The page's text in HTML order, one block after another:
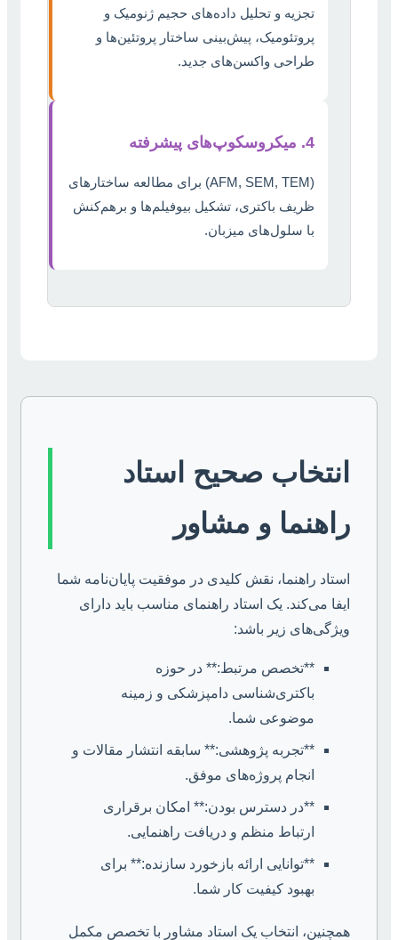
تجزیه و تحلیل داده‌های حجیم ژنومیک و
پروتئومیک، پیش‌بینی ساختار پروتئین‌ها و
طراحی واکسن‌های جدید.
4. میکروسکوپ‌های پیشرفته
(AFM, SEM, TEM) برای مطالعه ساختارهای
ظریف باکتری، تشکیل بیوفیلم‌ها و برهم‌کنش
با سلول‌های میزبان.
انتخاب صحیح استاد
راهنما و مشاور
استاد راهنما، نقش کلیدی در موفقیت پایان‌نامه شما
ایفا می‌کند. یک استاد راهنمای مناسب باید دارای
ویژگی‌های زیر باشد:
**تخصص مرتبط:** در حوزه
باکتری‌شناسی دامپزشکی و زمینه
موضوعی شما.
**تجربه پژوهشی:** سابقه انتشار مقالات و
انجام پروژه‌های موفق.
**در دسترس بودن:** امکان برقراری
ارتباط منظم و دریافت راهنمایی.
**توانایی ارائه بازخورد سازنده:** برای
بهبود کیفیت کار شما.
همچنین، انتخاب یک استاد مشاور با تخصص مکمل